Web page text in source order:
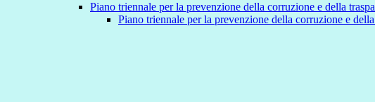
Piano triennale per la prevenzione della corruzione e della
Piano triennale per la prevenzione della corruzione e